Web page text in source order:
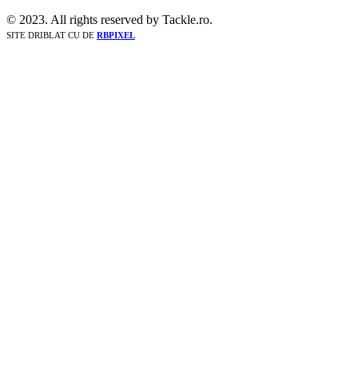
© 2023. All rights reserved by Tackle.ro.
SITE DRIBLAT CU DE RBPIXEL